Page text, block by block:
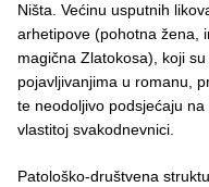
Ništa. Većinu usputnih
arhetipove (pohotna žena,
magična Zlatokosa), koji
pojavljivanjima u romanu,
te neodoljivo podsjećaju
vlastitoj svakodnevnici.
Patološko-društvena